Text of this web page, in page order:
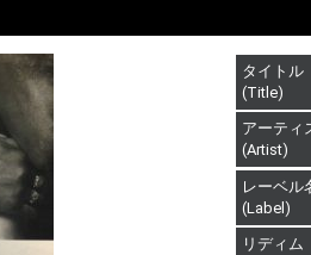
タイトル
(Title)
アーティ
(Artist)
レーベル
(Label)
リディム